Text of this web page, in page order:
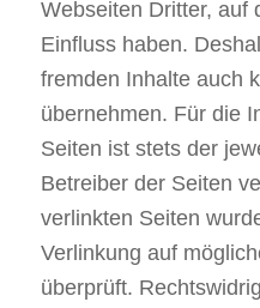
Webseiten Dritter, auf
Einfluss haben.
fremden Inhalte auch
übernehmen. Für die
Seiten ist stets der
Betreiber der Seiten
verlinkten Seiten
Verlinkung auf
überprüft.